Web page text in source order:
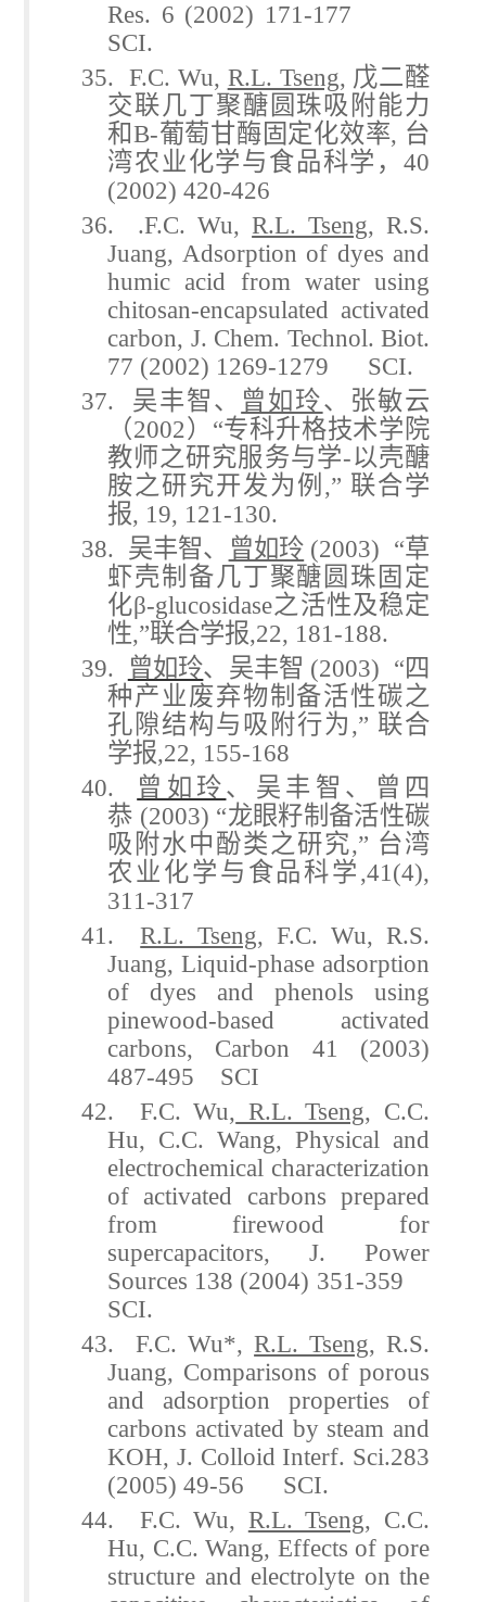
Res. 6 (2002) 171-177
SCI.
35. F.C. Wu, R.L. Tseng, 戊二醛
交联几丁聚醣圆珠吸附能力
和B-葡萄甘酶固定化效率, 台
湾农业化学与食品科学， 40
(2002) 420-426
36. .F.C. Wu,R.L. Tseng, R.S.
Juang, Adsorption of dyes and
humic acid from water using
chitosan-encapsulated activated
carbon, J. Chem. Technol. Biot.
77 (2002) 1269-1279 SCI.
37. 吴丰智、 曾如玲、张敏云
（2002） “专科升格技术学院
教师之研究服务与学-以壳醣
胺之研究开发为例 ,” 联合学
报, 19, 121-130.
38. 吴丰智、 曾如玲 (2003) “草
虾壳制备几丁聚醣圆珠固定
化β-glucosidase之活性及稳定
性,”联合学报,22, 181-188.
39.
曾如玲、吴丰智 (2003) “四
种产业废弃物制备活性碳之
孔隙结构与吸附行为,” 联合
学报,22, 155-168
40.
曾如玲、吴丰智、曾四
恭 (2003) “龙眼籽制备活性碳
吸附水中酚类之研究,” 台湾
农业化学与食品科学,41(4),
311-317
41.R.L. Tseng, F.C. Wu, R.S.
Juang, Liquid-phase adsorption
of dyes and phenols using
pinewood-based activated
carbons, Carbon 41 (2003)
487-495 SCI
42. F.C. Wu, R.L. Tseng, C.C.
Hu, C.C. Wang, Physical and
electrochemical characterization
of activated carbons prepared
from firewood for
supercapacitors, J. Power
Sources 138 (2004) 351-359
SCI.
43. F.C. Wu*,R.L. Tseng, R.S.
Juang, Comparisons of porous
and adsorption properties of
carbons activated by steam and
KOH, J. Colloid Interf. Sci.283
(2005) 49-56 SCI.
44. F.C. Wu, R.L. Tseng, C.C.
Hu, C.C. Wang, Effects of pore
structure and electrolyte on the